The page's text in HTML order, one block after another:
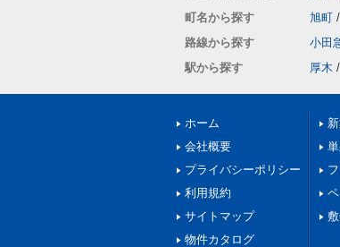
町名から探す
旭町 /
路線から探す
小田
駅から探す
厚木 /
ホーム
会社概要
プライバシーポリシー
利用規約
サイトマップ
物件カタログ